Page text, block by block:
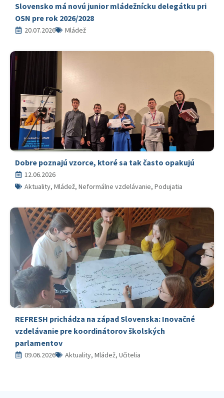
Slovensko má novú junior mládežnícku delegátku pri
OSN pre rok 2026/2028
20.07.2026 Mládež
Dobre poznajú vzorce, ktoré sa tak často opakujú
12.06.2026
Aktuality, Mládež, Neformálne vzdelávanie, Podujatia
REFRESH prichádza na západ Slovenska: Inovačné
vzdelávanie pre koordinátorov školských
parlamentov
09.06.2026 Aktuality, Mládež, Učitelia